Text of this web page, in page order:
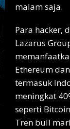
malam saja.
Para hacker,
Lazarus
Ethereum
termasuk
meningkat
seperti
Tren bull